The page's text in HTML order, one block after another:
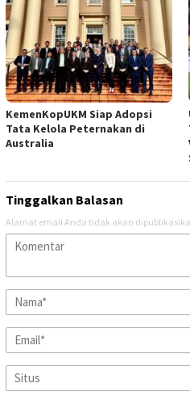
KemenKopUKM Siap Adopsi
Tata Kelola Peternakan di
Australia
Tinggalkan Balasan
Alamat email Anda tidak akan